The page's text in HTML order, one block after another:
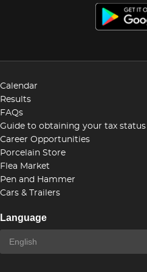
conceptual. El alabastro,
exigente con una
integrando volúmenes y
una sensibilidad excepcional
Calendar
Results
FAQs
Guide to obtaining your tax
Career Opportunities
Porcelain Store
Flea Market
Pen and Hammer
Cars & Trailers
Language